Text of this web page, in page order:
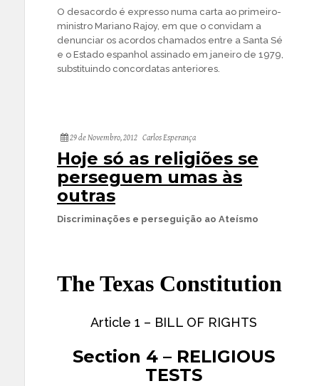
O desacordo é expresso numa carta ao primeiro-
ministro Mariano Rajoy, em que o convidam a
denunciar os acordos chamados entre a Santa Sé
e o Estado espanhol assinado em janeiro de 1979,
substituindo concordatas anteriores.
29 de Novembro, 2012 Carlos Esperança
Hoje só as religiões se
perseguem umas às
outras
Discriminações e perseguição ao Ateísmo
The Texas Constitution
Article 1 – BILL OF RIGHTS
Section 4 – RELIGIOUS
TESTS